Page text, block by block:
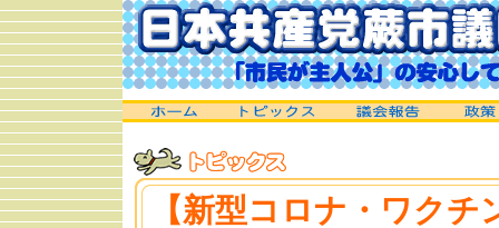
【新型コロナ・ワクチ